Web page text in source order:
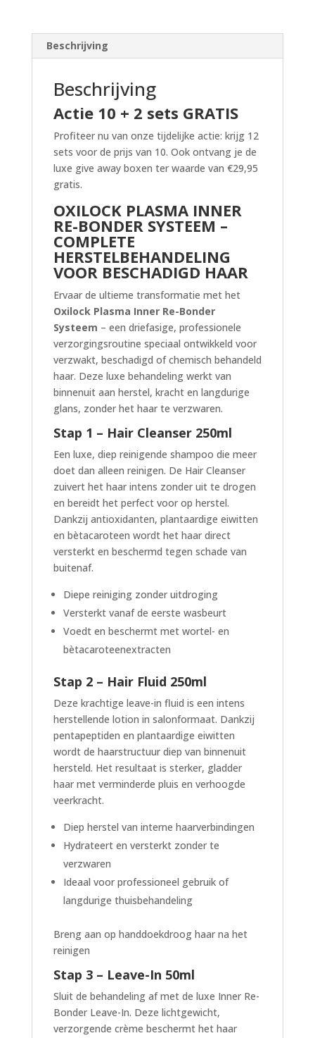
Beschrijving
Beschrijving
Actie 10 + 2 sets GRATIS
Profiteer nu van onze tijdelijke actie: krijg 12
sets voor de prijs van 10. Ook ontvang je de
luxe give away boxen ter waarde van €29,95
gratis.
OXILOCK PLASMA INNER
RE-BONDER SYSTEEM –
COMPLETE
HERSTELBEHANDELING
VOOR BESCHADIGD HAAR
Ervaar de ultieme transformatie met het
Oxilock Plasma Inner Re-Bonder
Systeem – een driefasige, professionele
verzorgingsroutine speciaal ontwikkeld voor
verzwakt, beschadigd of chemisch behandeld
haar. Deze luxe behandeling werkt van
binnenuit aan herstel, kracht en langdurige
glans, zonder het haar te verzwaren.
Stap 1 – Hair Cleanser 250ml
Een luxe, diep reinigende shampoo die meer
doet dan alleen reinigen. De Hair Cleanser
zuivert het haar intens zonder uit te drogen
en bereidt het perfect voor op herstel.
Dankzij antioxidanten, plantaardige eiwitten
en bètacaroteen wordt het haar direct
versterkt en beschermd tegen schade van
buitenaf.
Diepe reiniging zonder uitdroging
Versterkt vanaf de eerste wasbeurt
Voedt en beschermt met wortel- en
bètacaroteenextracten
Stap 2 – Hair Fluid 250ml
Deze krachtige leave-in fluid is een intens
herstellende lotion in salonformaat. Dankzij
pentapeptiden en plantaardige eiwitten
wordt de haarstructuur diep van binnenuit
hersteld. Het resultaat is sterker, gladder
haar met verminderde pluis en verhoogde
veerkracht.
Diep herstel van interne haarverbindingen
Hydrateert en versterkt zonder te
verzwaren
Ideaal voor professioneel gebruik of
langdurige thuisbehandeling
Breng aan op handdoekdroog haar na het
reinigen
Stap 3 – Leave-In 50ml
Sluit de behandeling af met de luxe Inner Re-
Bonder Leave-In. Deze lichtgewicht,
verzorgende crème beschermt het haar